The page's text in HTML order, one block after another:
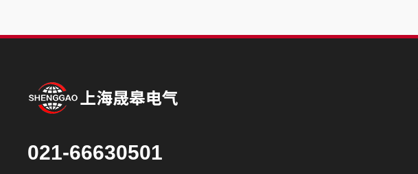
021-66630501